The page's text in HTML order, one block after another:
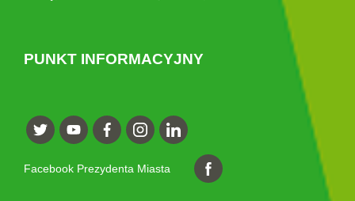
PUNKT INFORMACYJNY
Facebook Prezydenta Miasta